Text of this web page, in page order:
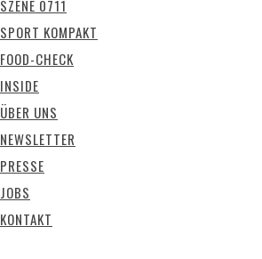
SZENE 0711
SPORT KOMPAKT
FOOD-CHECK
INSIDE
ÜBER UNS
NEWSLETTER
PRESSE
JOBS
KONTAKT